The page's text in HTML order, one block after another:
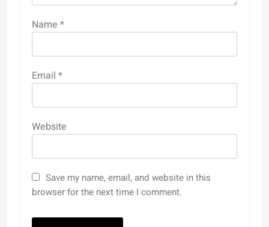
Name *
Email *
Website
Save my name, email, and website in this
browser for the next time I comment.